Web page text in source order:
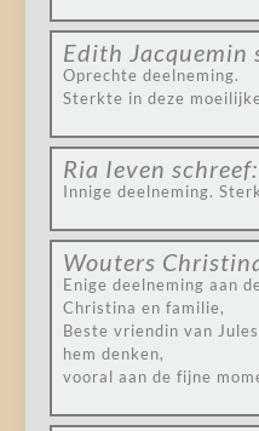
Edith Jacquemin
Oprechte deelneming.
Sterkte in deze
Ria Ieven schreef:
Innige deelneming.
Wouters
Enige deelneming aan
Christina en familie,
Beste vriendin van
hem denken,
vooral aan de fijne